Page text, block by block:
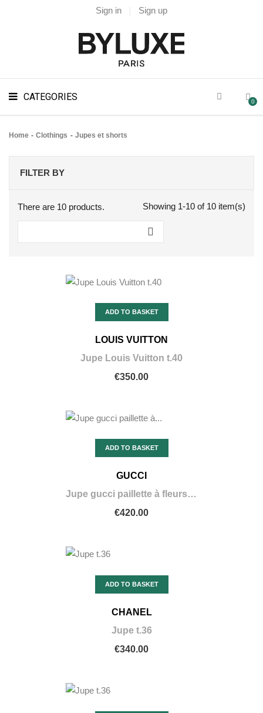
Sign in Sign up
CATEGORIES 0
Home Clothings Jupes et shorts
FILTER BY
There are 10 products.

Showing 1-10 of 10 item(s)
ADD TO BASKET
LOUIS VUITTON
Jupe Louis Vuitton t.40
€350.00
ADD TO BASKET
GUCCI
Jupe gucci paillette à fleurs taille 38
€420.00
ADD TO BASKET
CHANEL
Jupe t.36
€340.00